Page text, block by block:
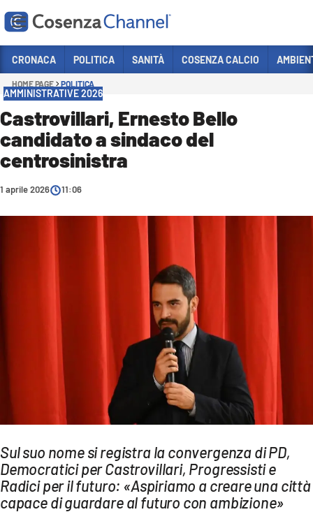
Sezioni
POLITICA
COSENZA CALCIO
ECONOMIA E LAVORO
AMBIENTE
Streaming
LAC NETWORK
LAC ONAIR
LaC
Network
LACPLAY.IT
CRONACA POLITICA SANITÀ COSENZA CALCIO
HOME PAGE POLITICA
AMMINISTRATIVE 2026
Castrovillari, Ernesto Bello
candidato a sindaco del
centrosinistra
1 aprile 2026 11:06
Sul suo nome si registra la convergenza di PD,
Democratici per Castrovillari, Progressisti e
Radici per il futuro: «Aspiriamo a creare una città
capace di guardare al futuro con ambizione»